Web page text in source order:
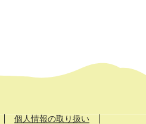
個人情報の取り扱い